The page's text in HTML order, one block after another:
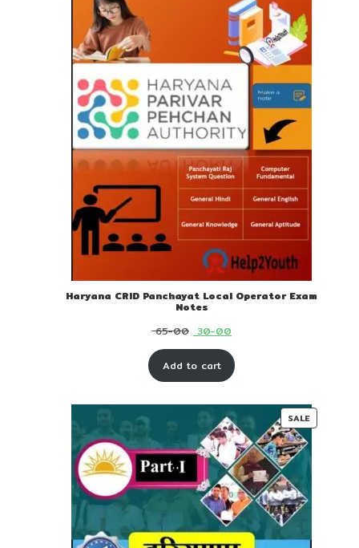
Haryana CRID Panchayat Local Operator Exam
Notes
65-00 Original
price
was:
00.
30-00Current
price
is:
00.
Add to cart
SALE
SALE